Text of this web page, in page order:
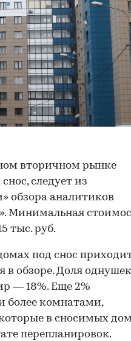
вторичном рынке
следует из
обзора аналитиков
Минимальная
тыс. руб.
под снос
в обзоре. Доля однушек
— 18%. Еще 2%
более комнатами,
в сносимых
перепланировок.